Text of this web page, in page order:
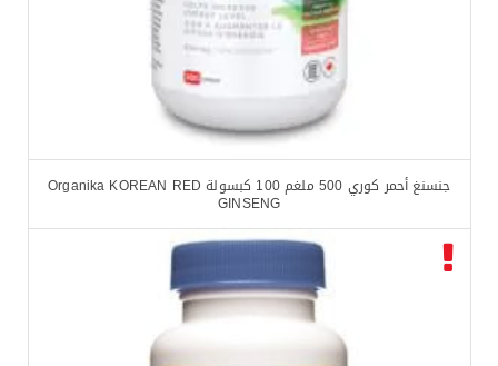
جنسنغ أحمر كوري 500 ملغم 100 كبسولة Organika KOREAN RED
GINSENG
$20.99
$18.92